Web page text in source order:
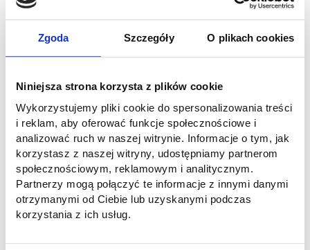
Zgoda Szczegóły O plikach cookies
Niniejsza strona korzysta z plików cookie
Wykorzystujemy pliki cookie do spersonalizowania treści
i reklam, aby oferować funkcje społecznościowe i
analizować ruch w naszej witrynie. Informacje o tym, jak
korzystasz z naszej witryny, udostępniamy partnerom
społecznościowym, reklamowym i analitycznym.
Partnerzy mogą połączyć te informacje z innymi danymi
otrzymanymi od Ciebie lub uzyskanymi podczas
korzystania z ich usług.
Podjęliśmy istotne zagadnienie
kompetencji miękkich, które stanowią
umiejętności interpersonalne,
komunikacyjne i przywódcze są obecnie
najbardziej cenione przez pracodawców
oraz jak je rozwijać.
Omówiliśmy znaczenie praktyk
zawodowych jako sposobu na zdobycie
cennego doświadczenia i nawiązania
pierwszych kontaktów w branży.
Dzieliliśmy się informacjami na temat
potencjalnych miejsc pracy oraz strategii